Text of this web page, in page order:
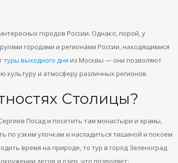
городов России. Однако, порой, у
городами и регионами России, находящимися
туры выходного дня из Москвы — они позволяют
культуру и атмосферу различных регионов.
Столицы?
Посад и посетить там монастыри и храмы,
по узким улочкам и насладиться тишиной и покоем
время на природе, то тур в город Зеленоград
лесов и озер, что позволяет: